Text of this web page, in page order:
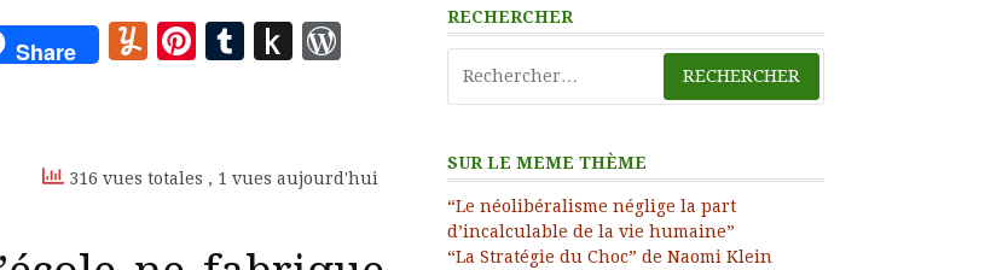
Share Yummly
Pinterest
Tumblr
PushWordPress
316 vues totales , 1 vues aujourd'hui
RECHERCHER
SUR LE MEME THÈME
“Le néolibéralisme néglige la part
d’incalculable de la vie humaine”
“La Stratégie du Choc” de Naomi Klein